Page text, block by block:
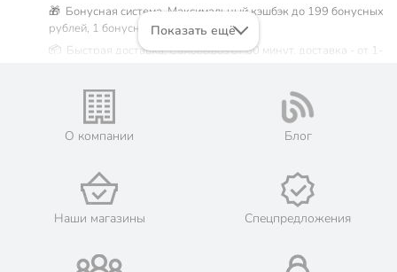
🎁 Бонусная система. Максимальный кэшбэк до 199 бонусных
рублей, 1 бонусный балл = 1 рубль.
📦 Быстрая доставка. Самовывоз от 60 минут, доставка - от 1-
🛒 Бесплатный самовывоз из магазинов города Москва.
Жители Московской области могут сделать заказ и оплатить
его онлайн на официальном сайте сети магазинов Порядок.
🛍 Скидки, акции, распродажи каждый день!
📜 Только оригинальная продукция. Интернет-гипермаркет
Порядок - официальный представитель ведущих мировых
Показать ещё
О компании Блог
Наши магазины Спецпредложения